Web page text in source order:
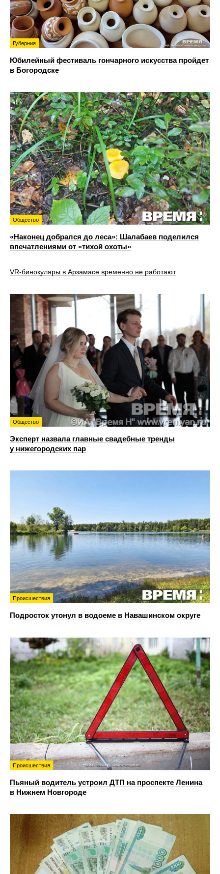
Губерния
Юбилейный фестиваль гончарного искусства пройдет
в Богородске
Общество
«Наконец добрался до леса»: Шалабаев поделился
впечатлениями от «тихой охоты»
VR‑бинокуляры в Арзамасе временно не работают
Общество
Эксперт назвала главные свадебные тренды
у нижегородских пар
Происшествия
Подросток утонул в водоеме в Навашинском округе
Происшествия
Пьяный водитель устроил ДТП на проспекте Ленина
в Нижнем Новгороде